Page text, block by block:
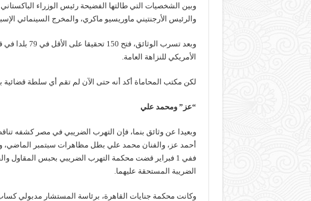
وبين الشخصيات التي طالتها الفضيحة رئيس الوزراء
والرئيس الأرجنتيني ماوريسيو ماكري، والمخرج السينمائي
وبعد تسرب
الأمريكي للنزاهة العامة.
لكن مكتب المحاماة أكد أنه حتى الآن لم تقم أي سلطة
“عز” ومحمد علي
وبعيدا عن وثائق بنما، فإن التهرب الضريبي في مصر كشفه
أحمد عز، والفنان محمد علي بطل مظاهرات سبتمبر الماضي،
الضريبة المستحقة عليهما.
وكانت محكمة جنايات القاهرة، برئاسة المستشار مدبولي